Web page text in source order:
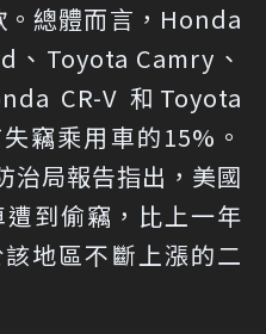
。總體而言，Honda
Toyota Camry、
CR-V 和Toyota
竊乘用車的15%。
治局報告指出，美國
到偷竊，比上一年
地區不斷上漲的二